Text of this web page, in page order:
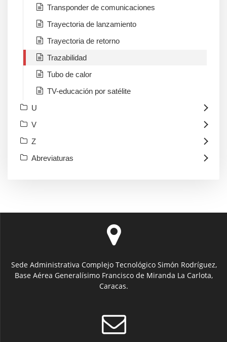
Transponder de comunicaciones
Trayectoria de lanzamiento
Trayectoria de retorno
Trazabilidad
Tubo de calor
TV-educación por satélite
U
V
Z
Abreviaturas
Sede Administrativa Complejo Tecnológico Simón Rodríguez,
Base Aérea Generalísimo Francisco de Miranda La Carlota,
Caracas.